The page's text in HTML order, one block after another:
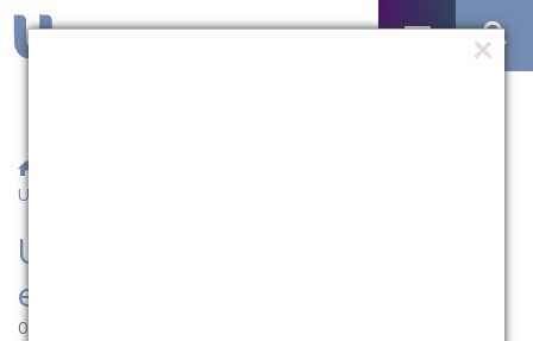
Universitário
UCPel organiza mais uma
edição do Salão Universitário
01.09.2022 | 15:58